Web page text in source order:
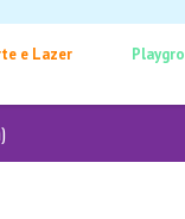
e Lazer